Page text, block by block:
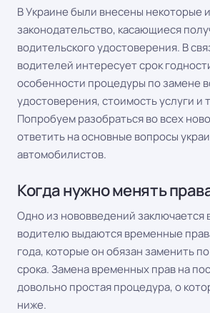
В Украине были внесены некоторые
законодательство, касающиеся
водительского удостоверения. В
водителей интересует срок
особенности процедуры по замене
удостоверения, стоимость услуги и
Попробуем разобраться во всех
ответить на основные вопросы
автомобилистов.
Когда нужно менять
Одно из нововведений заключается
водителю выдаются временные
года, которые он обязан заменить
срока. Замена временных прав на
довольно простая процедура, о
ниже.